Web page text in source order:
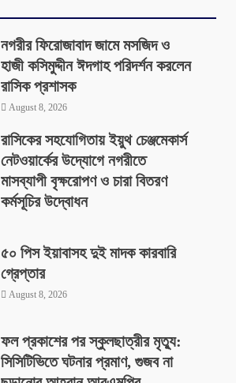
নগরীর ফিরোজাবাদ জামে মসজিদ ও
হাজী কসিমুদ্দীন ঈদগাহ পরিদর্শন করলেন
রাসিক প্রশাসক
August 8, 2026
রাসিকের সহযোগিতায় ইয়ুথ চেঞ্জমেকার্স
নেটওয়ার্কের উদ্যোগে নগরীতে
মাসব্যাপী বৃক্ষরোপণ ও চারা বিতরণ
কর্মসূচির উদ্বোধন
৫০ পিস ইয়াবাসহ দুই মাদক কারবারি
গ্রেপ্তার
August 8, 2026
ফল প্রকাশের পর স্কুলছাত্রীর মৃত্যু:
সিসিটিভিতে ঘটনার প্রমাণ, গুজব না